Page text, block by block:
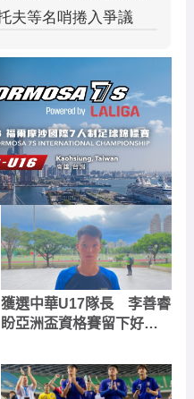
獲選中華U17隊長 李善睿
盼亞洲盃資格賽留下好表